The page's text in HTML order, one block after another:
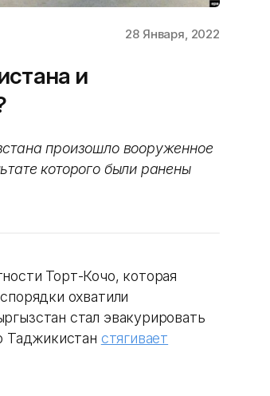
28 Января, 2022
и
произошло вооруженное
которого были ранены
Торт-Кочо, которая
охватили
стал эвакурировать
Таджикистан стягивает